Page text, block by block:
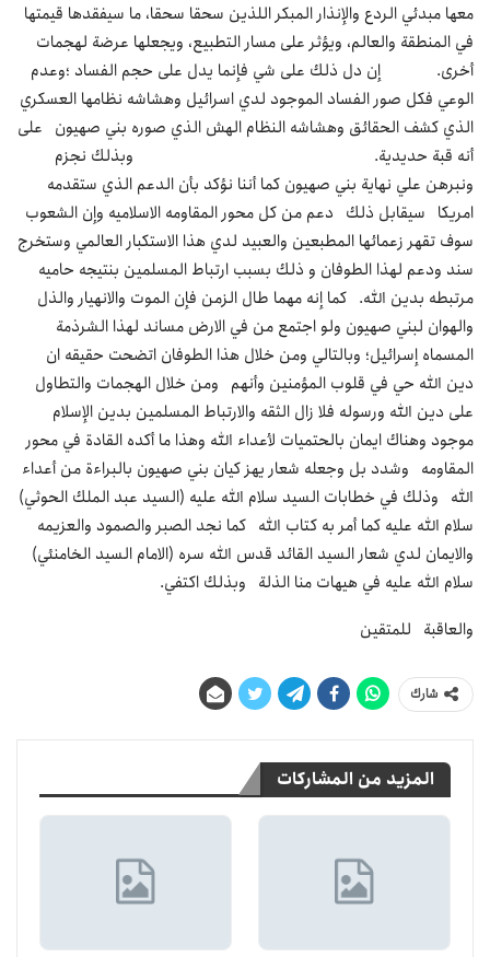
معها مبدئي الردع والإنذار المبكر اللذين سحقا سحقا، ما سيفقدها قيمتها
في المنطقة والعالم، ويؤثر على مسار التطبيع، ويجعلها عرضة لهجمات
أخرى. إن دل ذلك على شي فإنما يدل على حجم الفساد ؛وعدم
الوعي فكل صور الفساد الموجود لدي اسرائيل وهشاشه نظامها العسكري
الذي كشف الحقائق وهشاشه النظام الهش الذي صوره بني صهيون على
أنه قبة حديدية. وبذلك نجزم
ونبرهن علي نهاية بني صهيون كما أننا نؤكد بأن الدعم الذي ستقدمه
امريكا سيقابل ذلك دعم من كل محور المقاومه الاسلاميه وإن الشعوب
سوف تقهر زعمائها المطبعين والعبيد لدي هذا الاستكبار العالمي وستخرج
سند ودعم لهذا الطوفان و ذلك بسبب ارتباط المسلمين بنتيجه حاميه
مرتبطه بدين الله. كما إنه مهما طال الزمن فإن الموت والانهيار والذل
والهوان لبني صهيون ولو اجتمع من في الارض مساند لهذا الشرذمة
المسماه إسرائيل؛ وبالتالي ومن خلال هذا الطوفان اتضحت حقيقه ان
دين الله حي في قلوب المؤمنين وأنهم ومن خلال الهجمات والتطاول
على دين الله ورسوله فلا زال الثقه والارتباط المسلمين بدين الإسلام
موجود وهناك ايمان بالحتميات لأعداء الله وهذا ما أكده القادة في محور
المقاومه وشدد بل وجعله شعار يهز كيان بني صهيون بالبراءة من أعداء
الله وذلك في خطابات السيد سلام الله عليه (السيد عبد الملك الحوثي)
سلام الله عليه كما أمر به كتاب الله كما نجد الصبر والصمود والعزيمه
والايمان لدي شعار السيد القائد قدس الله سره (الامام السيد الخامنئي)
سلام الله عليه في هيهات منا الذلة وبذلك اكتفي.
والعاقبة للمتقين
شارك
المزيد من المشاركات